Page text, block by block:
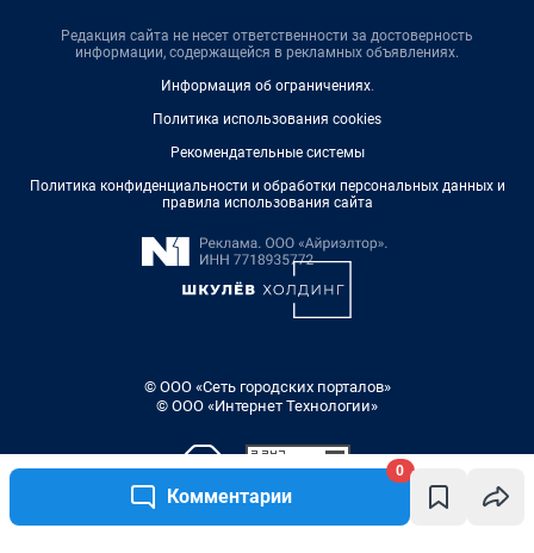
Комментарии
0
Редакция сайта не несет ответственности за достоверность
информации, содержащейся в рекламных объявлениях.
Информация об ограничениях.
Политика использования cookies
Рекомендательные системы
Политика конфиденциальности и обработки персональных данных и
правила использования сайта
© ООО «Сеть городских порталов»
© ООО «Интернет Технологии»